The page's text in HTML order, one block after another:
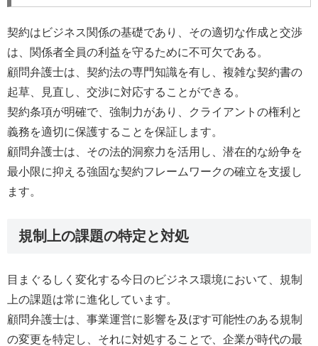
契約はビジネス関係の基礎であり、その適切な作成と交渉
は、関係者全員の利益を守るために不可欠である。
顧問弁護士は、契約法の専門知識を有し、複雑な契約書の
起草、見直し、交渉に対応することができる。
契約条項が明確で、強制力があり、クライアントの権利と
義務を適切に保護することを保証します。
顧問弁護士は、その法的洞察力を活用し、潜在的な紛争を
最小限に抑える強固な契約フレームワークの確立を支援し
ます。
規制上の課題の特定と対処
目まぐるしく変化する今日のビジネス環境において、規制
上の課題は常に進化しています。
顧問弁護士は、事業運営に影響を及ぼす可能性のある規制
の変更を特定し、それに対処することで、企業が時代の最